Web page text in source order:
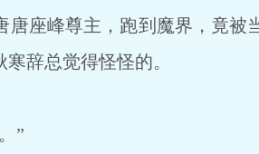
座峰尊主，跑到魔界，竟被
辞总觉得怪怪的。
”